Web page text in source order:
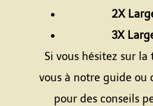
2X
3X
Si vous hésitez sur
vous à notre guide ou
pour des conseils